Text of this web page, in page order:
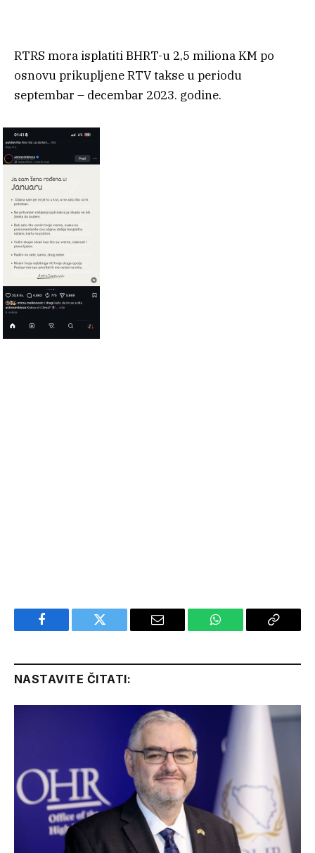
RTRS mora isplatiti BHRT-u 2,5 miliona KM po
osnovu prikupljene RTV takse u periodu
septembar – decembar 2023. godine.
Facebook Twitter Email WhatsApp Copy
NASTAVITE ČITATI: